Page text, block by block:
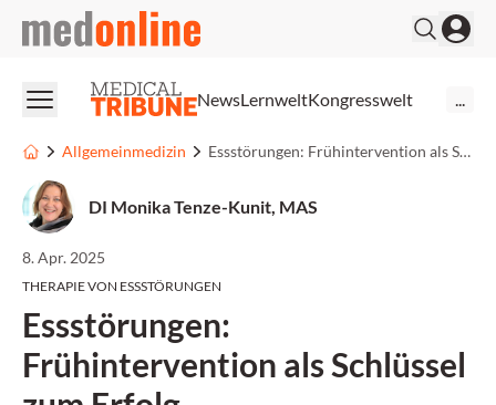
medonline
NewsLernweltKongresswelt
Allgemeinmedizin Essstörungen: Frühintervention als Schlüssel zum Erfolg
DI Monika Tenze-Kunit, MAS
8. Apr. 2025
THERAPIE VON ESSSTÖRUNGEN
Essstörungen:
Frühintervention als Schlüssel